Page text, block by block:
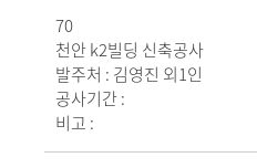
70
천안 k2빌딩 신축공사
발주처 : 김영진 외1인
공사기간 :
비고 :